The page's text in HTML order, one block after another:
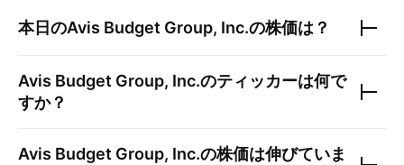
本日のAvis Budget Group, Inc.の株価は？
Avis Budget Group, Inc.のティッカーは何で
すか？
Avis Budget Group, Inc.の株価は伸びていま